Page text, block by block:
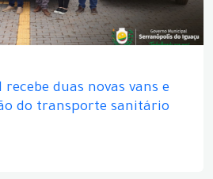
duas novas vans e
do transporte sanitário